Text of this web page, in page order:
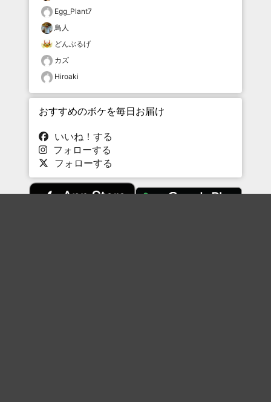
Egg_Plant7
鳥人
どんぶるげ
カズ
Hiroaki
おすすめのボケを毎日お届け
いいね！する
フォローする
フォローする